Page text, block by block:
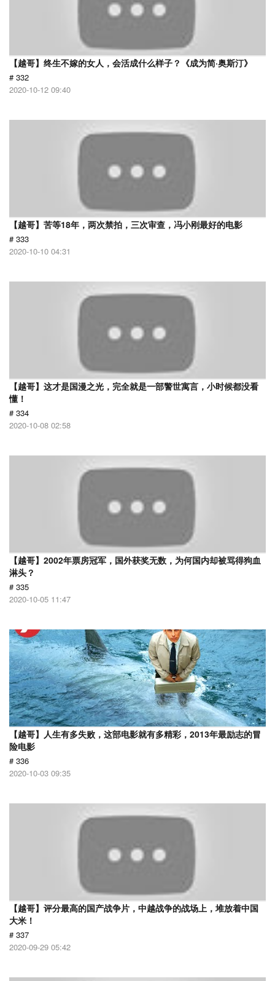
【越哥】终生不嫁的女人，会活成什么样子？《成为简·奥斯汀》
# 332
2020-10-12 09:40
【越哥】苦等18年，两次禁拍，三次审查，冯小刚最好的电影
# 333
2020-10-10 04:31
【越哥】这才是国漫之光，完全就是一部警世寓言，小时候都没看
懂！
# 334
2020-10-08 02:58
【越哥】2002年票房冠军，国外获奖无数，为何国内却被骂得狗血
淋头？
# 335
2020-10-05 11:47
【越哥】人生有多失败，这部电影就有多精彩，2013年最励志的冒
险电影
# 336
2020-10-03 09:35
【越哥】评分最高的国产战争片，中越战争的战场上，堆放着中国
大米！
# 337
2020-09-29 05:42